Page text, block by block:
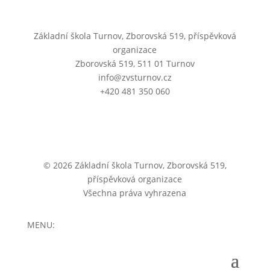
Základní škola Turnov, Zborovská 519, příspěvková
organizace
Zborovská 519, 511 01 Turnov
info@zvsturnov.cz
+420 481 350 060
© 2026 Základní škola Turnov, Zborovská 519,
příspěvková organizace
Všechna práva vyhrazena
MENU: